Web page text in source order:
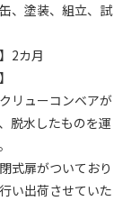
缶、塗装、組立、試
2カ月
リューコンベアが
脱水したものを運
式扉がついており
い出荷させていた